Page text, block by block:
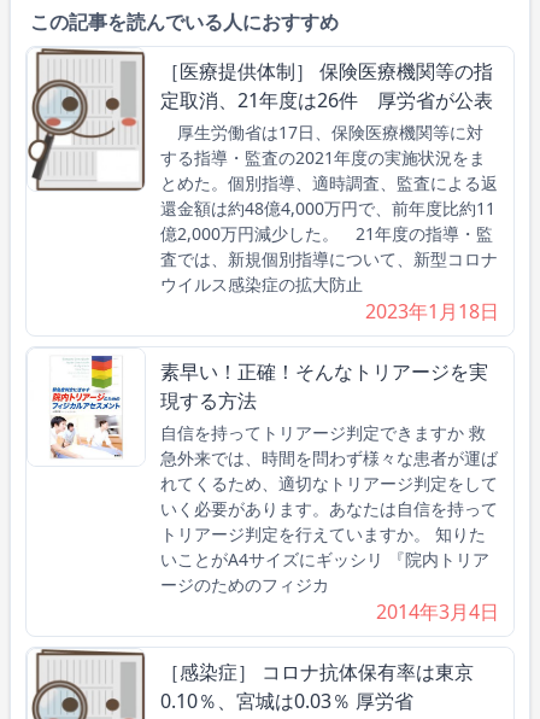
この記事を読んでいる人におすすめ
［医療提供体制］ 保険医療機関等の指
定取消、21年度は26件 厚労省が公表
厚生労働省は17日、保険医療機関等に対
する指導・監査の2021年度の実施状況をま
とめた。個別指導、適時調査、監査による返
還金額は約48億4,000万円で、前年度比約11
億2,000万円減少した。 21年度の指導・監
査では、新規個別指導について、新型コロナ
ウイルス感染症の拡大防止
2023年1月18日
素早い！正確！そんなトリアージを実
現する方法
自信を持ってトリアージ判定できますか 救
急外来では、時間を問わず様々な患者が運ば
れてくるため、適切なトリアージ判定をして
いく必要があります。あなたは自信を持って
トリアージ判定を行えていますか。 知りた
いことがA4サイズにギッシリ 『院内トリア
ージのためのフィジカ
2014年3月4日
［感染症］ コロナ抗体保有率は東京
0.10％、宮城は0.03％ 厚労省